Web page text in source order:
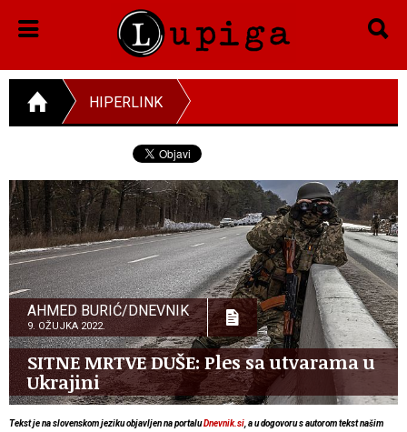
HIPERLINK
AHMED BURIĆ/DNEVNIK
9. OŽUJKA 2022.
SITNE MRTVE DUŠE: Ples sa utvarama u
Ukrajini
Tekst je na slovenskom jeziku objavljen na portaluDnevnik.si , a u dogovoru s autorom tekst našim